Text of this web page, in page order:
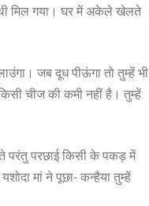
मिल गया। घर में अकेले खेलते
जब दूध पीऊंगा तो तुम्हें भी
चीज की कमी नहीं है। तुम्हें
परंतु परछाई किसी के पकड़ में
मां ने पूछा- कन्हैया तुम्हें